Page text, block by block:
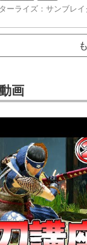
ーライズ：サンブレ
画